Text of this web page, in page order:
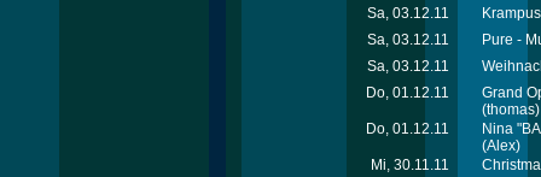
Sa, 03.12.11
Sa, 03.12.11
Pure -
Sa, 03.12.11
Do, 01.12.11
Grand
(thomas)
Do, 01.12.11
Nina
(Alex)
Mi, 30.11.11